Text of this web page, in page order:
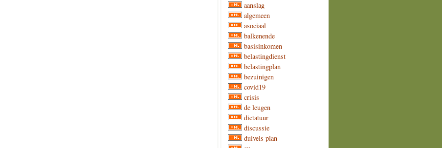
aanslag
algemeen
asociaal
balkenende
basisinkomen
belastingdienst
belastingplan
bezuinigen
covid19
crisis
de leugen
dictatuur
discussie
duivels plan